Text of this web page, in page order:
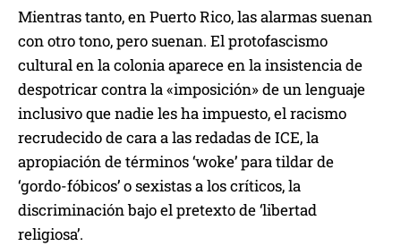
Mientras tanto, en Puerto Rico, las alarmas suenan
con otro tono, pero suenan. El protofascismo
cultural en la colonia aparece en la insistencia de
despotricar contra la «imposición» de un lenguaje
inclusivo que nadie les ha impuesto, el racismo
recrudecido de cara a las redadas de ICE, la
apropiación de términos ‘woke’ para tildar de
‘gordo-fóbicos’ o sexistas a los críticos, la
discriminación bajo el pretexto de ‘libertad
religiosa’.